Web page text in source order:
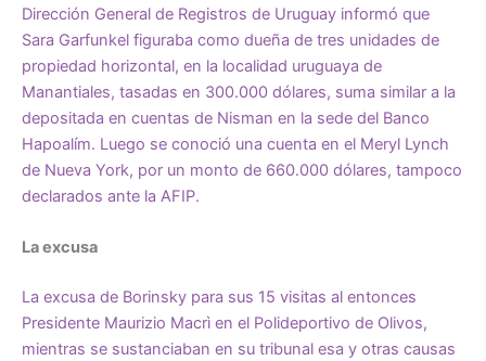
Dirección General de Registros de Uruguay informó que
Sara Garfunkel figuraba como dueña de tres unidades de
propiedad horizontal, en la localidad uruguaya de
Manantiales, tasadas en 300.000 dólares, suma similar a la
depositada en cuentas de Nisman en la sede del Banco
Hapoalím. Luego se conoció una cuenta en el Meryl Lynch
de Nueva York, por un monto de 660.000 dólares, tampoco
declarados ante la AFIP.
La excusa
La excusa de Borinsky para sus 15 visitas al entonces
Presidente Maurizio Macrì en el Polideportivo de Olivos,
mientras se sustanciaban en su tribunal esa y otras causas